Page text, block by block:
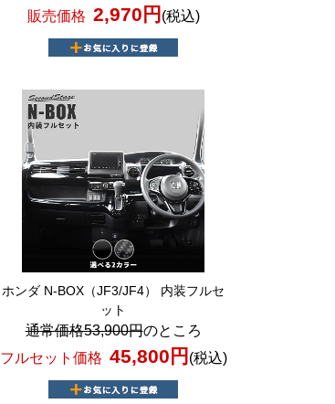
販売価格 2,970円 (税込)
ホンダ N-BOX（JF3/JF4） 内装フルセ
ット
通常価格53,900円のところ
フルセット価格 45,800円 (税込)